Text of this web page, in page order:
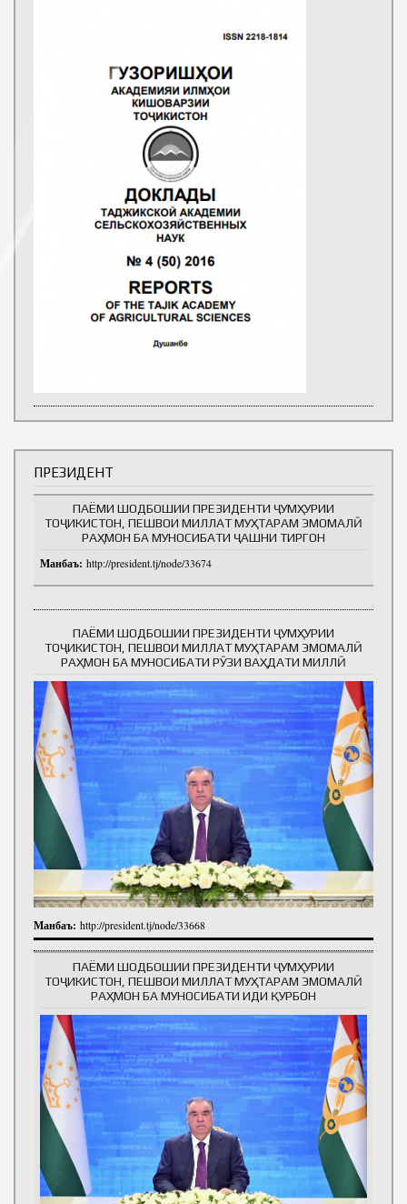
ПРЕЗИДЕНТ
ПАЁМИ ШОДБОШИИ ПРЕЗИДЕНТИ ҶУМҲУРИИ
ТОҶИКИСТОН, ПЕШВОИ МИЛЛАТ МУҲТАРАМ ЭМОМАЛӢ
РАҲМОН БА МУНОСИБАТИ ҶАШНИ ТИРГОН
Манбаъ: http://president.tj/node/33674
ПАЁМИ ШОДБОШИИ ПРЕЗИДЕНТИ ҶУМҲУРИИ
ТОҶИКИСТОН, ПЕШВОИ МИЛЛАТ МУҲТАРАМ ЭМОМАЛӢ
РАҲМОН БА МУНОСИБАТИ РӮЗИ ВАҲДАТИ МИЛЛӢ
Манбаъ: http://president.tj/node/33668
ПАЁМИ ШОДБОШИИ ПРЕЗИДЕНТИ ҶУМҲУРИИ
ТОҶИКИСТОН, ПЕШВОИ МИЛЛАТ МУҲТАРАМ ЭМОМАЛӢ
РАҲМОН БА МУНОСИБАТИ ИДИ ҚУРБОН